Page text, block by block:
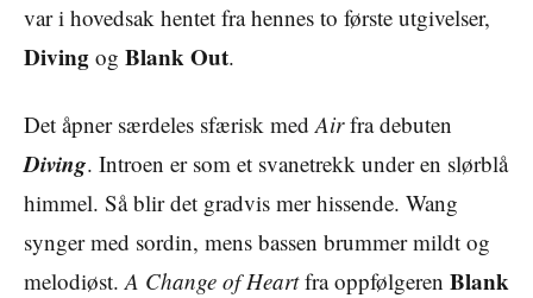
var i hovedsak hentet fra hennes to første utgivelser,
Diving og Blank Out.
Det åpner særdeles sfærisk med Airfra debuten
Diving. Introen er som et svanetrekk under en slørblå
himmel. Så blir det gradvis mer hissende. Wang
synger med sordin, mens bassen brummer mildt og
melodiøst. A Change of Heartfra oppfølgeren Blank